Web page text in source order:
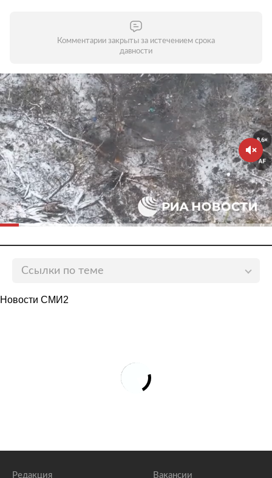
Комментарии закрыты за истечением срока
давности
Ссылки по теме
украинских министров
Украинский эксперт рассказал о главном страхе
Новости СМИ2
Редакция Вакансии